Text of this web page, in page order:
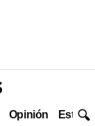
Opinión Estilo